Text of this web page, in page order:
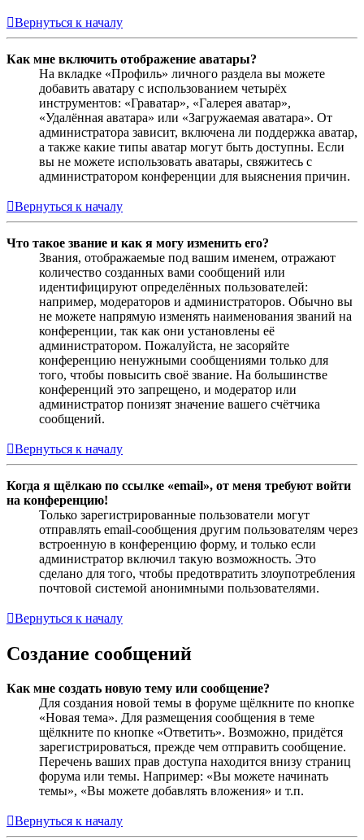
Вернуться к началу
Как мне включить отображение аватары?
На вкладке «Профиль» личного раздела вы можете
добавить аватару с использованием четырёх
инструментов: «Граватар», «Галерея аватар»,
«Удалённая аватара» или «Загружаемая аватара». От
администратора зависит, включена ли поддержка аватар,
а также какие типы аватар могут быть доступны. Если
вы не можете использовать аватары, свяжитесь с
администратором конференции для выяснения причин.
Вернуться к началу
Что такое звание и как я могу изменить его?
Звания, отображаемые под вашим именем, отражают
количество созданных вами сообщений или
идентифицируют определённых пользователей:
например, модераторов и администраторов. Обычно вы
не можете напрямую изменять наименования званий на
конференции, так как они установлены её
администратором. Пожалуйста, не засоряйте
конференцию ненужными сообщениями только для
того, чтобы повысить своё звание. На большинстве
конференций это запрещено, и модератор или
администратор понизят значение вашего счётчика
сообщений.
Вернуться к началу
Когда я щёлкаю по ссылке «email», от меня требуют войти
на конференцию!
Только зарегистрированные пользователи могут
отправлять email-сообщения другим пользователям через
встроенную в конференцию форму, и только если
администратор включил такую возможность. Это
сделано для того, чтобы предотвратить злоупотребления
почтовой системой анонимными пользователями.
Вернуться к началу
Создание сообщений
Как мне создать новую тему или сообщение?
Для создания новой темы в форуме щёлкните по кнопке
«Новая тема». Для размещения сообщения в теме
щёлкните по кнопке «Ответить». Возможно, придётся
зарегистрироваться, прежде чем отправить сообщение.
Перечень ваших прав доступа находится внизу страниц
форума или темы. Например: «Вы можете начинать
темы», «Вы можете добавлять вложения» и т.п.
Вернуться к началу